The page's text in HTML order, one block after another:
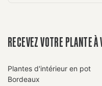
RECEVEZ VOTRE PLANTE
Plantes d'intérieur en pot
Bordeaux